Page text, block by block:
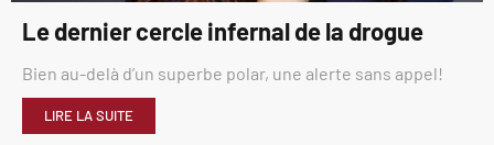
Le dernier cercle infernal de la drogue
Bien au-delà d’un superbe polar, une alerte sans appel!
LIRE LA SUITE